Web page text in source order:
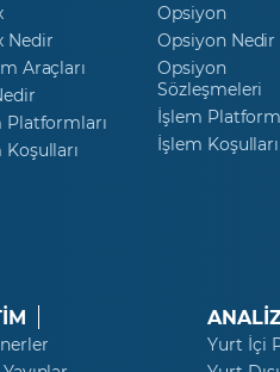
Nedir
Araçları
Platformları
Opsiyon
Opsiyon Nedir
Opsiyon
Sözleşmeleri
İşlem
İşlem Koşulları
Yurt İçi